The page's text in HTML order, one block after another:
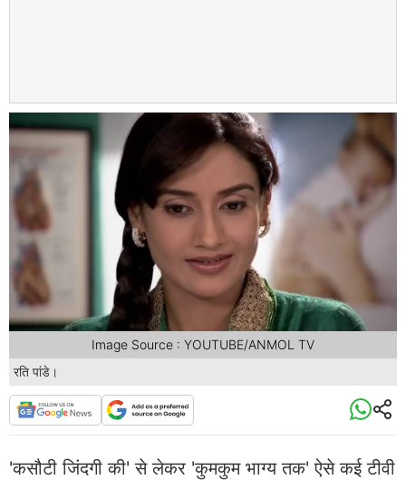
रति पांडे।
Image Source : YOUTUBE/ANMOL TV
'कसौटी जिंदगी की' से लेकर 'कुमकुम भाग्य तक' ऐसे कई टीवी